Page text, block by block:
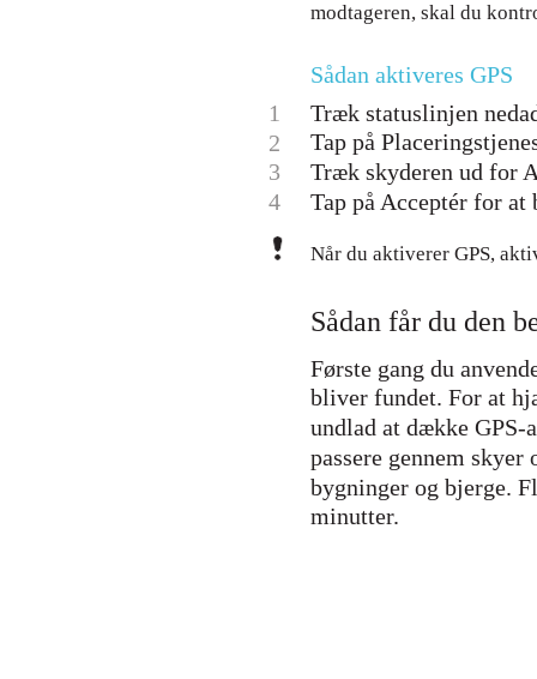
modtageren, skal du
Sådan aktiveres GPS
1
Træk statuslinjen
2
Tap på
3
Træk skyderen ud for
4
Tap på Acceptér for at
Når du aktiverer GPS,
Sådan får du den
Første gang du
bliver fundet. For at
undlad at dække GPS-
passere gennem
bygninger og bjerge.
minutter.